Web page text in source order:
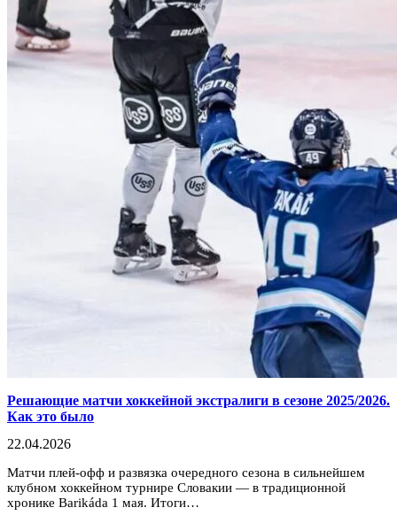
Решающие матчи хоккейной экстралиги в сезоне 2025/2026.
Как это было
22.04.2026
Матчи плей-офф и развязка очередного сезона в сильнейшем
клубном хоккейном турнире Словакии — в традиционной
хронике Barikáda 1 мая. Итоги…